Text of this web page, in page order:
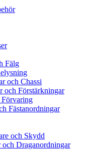
Fälg
och Chassi
och Förstärkningar
Fästanordningar
och Skydd
Draganordningar